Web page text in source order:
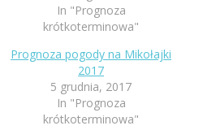
In "Prognoza
krótkoterminowa"
Prognoza pogody na Mikołajki
2017
5 grudnia, 2017
In "Prognoza
krótkoterminowa"